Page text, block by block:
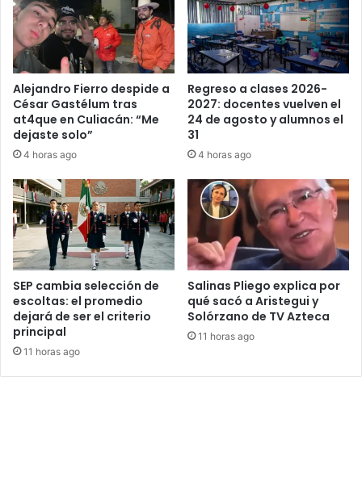
Alejandro Fierro despide a
César Gastélum tras
at4que en Culiacán: “Me
dejaste solo”
4 horas ago
Regreso a clases 2026-
2027: docentes vuelven el
24 de agosto y alumnos el
31
4 horas ago
SEP cambia selección de
escoltas: el promedio
dejará de ser el criterio
principal
11 horas ago
Salinas Pliego explica por
qué sacó a Aristegui y
Solórzano de TV Azteca
11 horas ago